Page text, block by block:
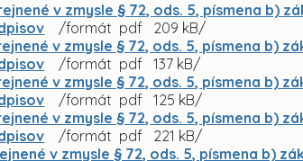
v zmysle § 72, ods. 5, písmena b)
/formát pdf 209 kB/
v zmysle § 72, ods. 5, písmena b)
/formát pdf 137 kB/
v zmysle § 72, ods. 5, písmena b)
/formát pdf 125 kB/
v zmysle § 72, ods. 5, písmena b)
/formát pdf 221 kB/
v zmysle § 72, ods. 5, písmena b)